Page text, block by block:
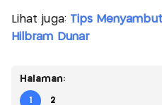
Lihat juga: Tips
Hilbram Dunar
Halaman:
1 2